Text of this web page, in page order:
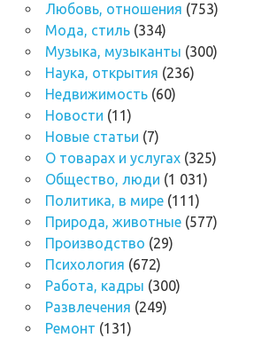
Любовь, отношения (753)
Мода, стиль(334)
Музыка, музыканты (300)
Наука, открытия (236)
Недвижимость(60)
Новости (11)
Новые статьи (7)
О товарах и услугах(325)
Общество, люди (1 031)
Политика, в мире(111)
Природа, животные(577)
Производство (29)
Психология (672)
Работа, кадры (300)
Развлечения (249)
Ремонт (131)